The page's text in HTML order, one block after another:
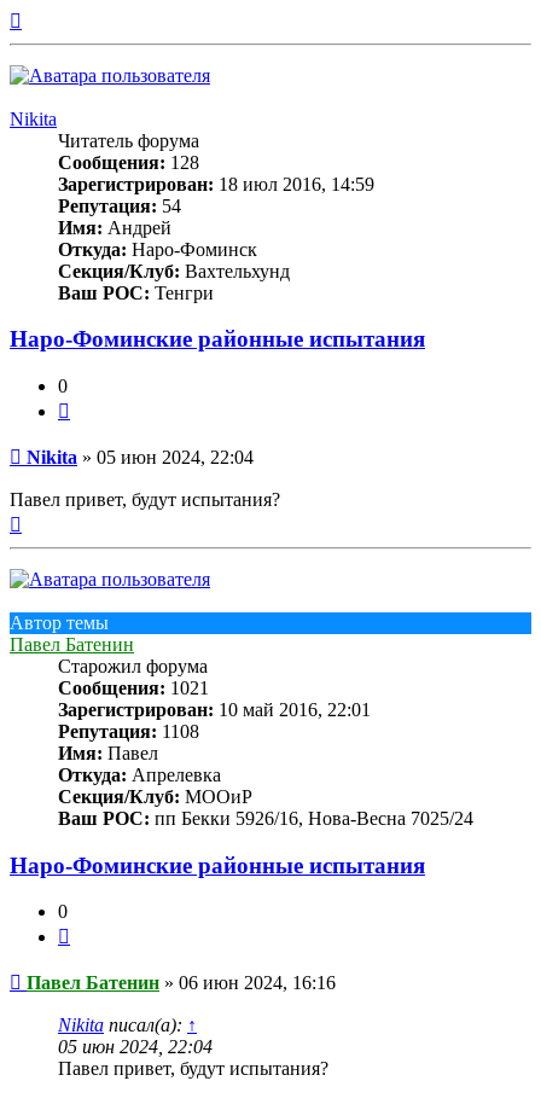
Nikita
Читатель форума
Сообщения: 128
Зарегистрирован: 18 июл 2016, 14:59
Репутация: 54
Имя: Андрей
Откуда: Наро-Фоминск
Секция/Клуб: Вахтельхунд
Ваш РОС: Тенгри
Наро-Фоминские районные испытания
0
Сообщение
Nikita » 05 июн 2024, 22:04
Павел привет, будут испытания?
Автор темы
Павел Батенин
Старожил форума
Сообщения: 1021
Зарегистрирован: 10 май 2016, 22:01
Репутация: 1108
Имя: Павел
Откуда: Апрелевка
Секция/Клуб: МООиР
Ваш РОС: пп Бекки 5926/16, Нова-Весна 7025/24
Наро-Фоминские районные испытания
0
Сообщение
Павел Батенин » 06 июн 2024, 16:16
Nikita писал(а): ↑
05 июн 2024, 22:04
Павел привет, будут испытания?